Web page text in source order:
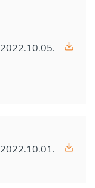
2022.10.05.
2022.10.01.